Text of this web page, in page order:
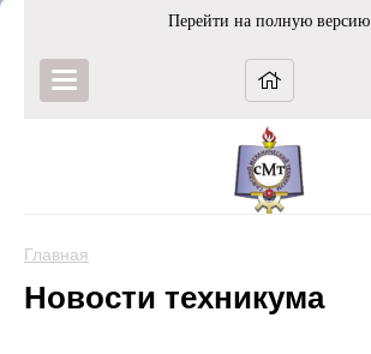
Перейти на полную версию
Главная
Новости техникума